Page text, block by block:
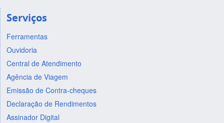
Serviços
Ferramentas
Ouvidoria
Central de Atendimento
Agência de Viagem
Emissão de Contra-cheques
Declaração de Rendimentos
Assinador Digital